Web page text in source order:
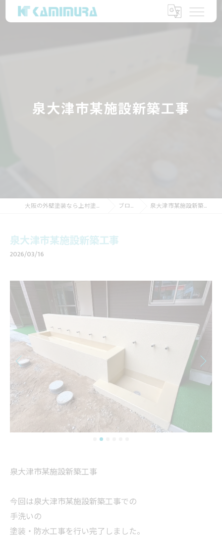
泉大津市某施設新築工事
大阪の外壁塗装なら上村塗装店 ブログ 泉大津市某施設新築工事
泉大津市某施設新築工事
2026/03/16
泉大津市某施設新築工事
今回は泉大津市某施設新築工事での
手洗いの
塗装・防水工事を行い完了しました。